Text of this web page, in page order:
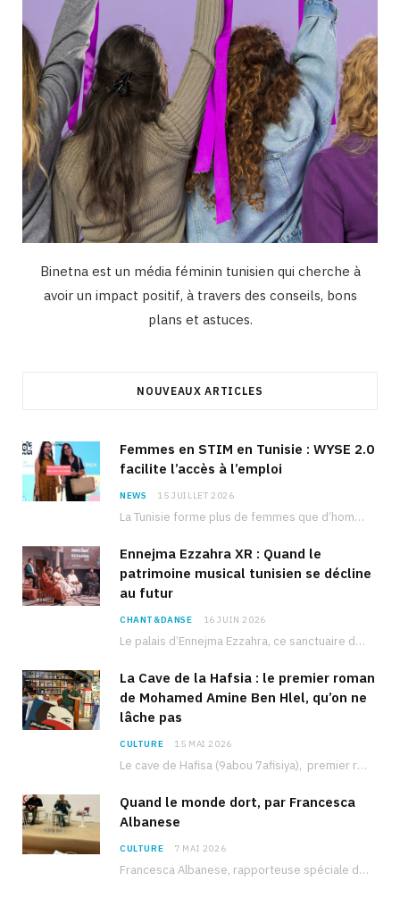
Binetna est un média féminin tunisien qui cherche à
avoir un impact positif, à travers des conseils, bons
plans et astuces.
NOUVEAUX ARTICLES
Femmes en STIM en Tunisie : WYSE 2.0
facilite l’accès à l’emploi
NEWS 15 JUILLET 2026
La Tunisie forme plus de femmes que d’hommes dans les filières scientifiques. Pourtant, pour beaucoup…
Ennejma Ezzahra XR : Quand le
patrimoine musical tunisien se décline
au futur
CHANT&DANSE 16 JUIN 2026
Le palais d’Ennejma Ezzahra, ce sanctuaire de la musique tunisienne et méditerranéenne construit par le…
La Cave de la Hafsia : le premier roman
de Mohamed Amine Ben Hlel, qu’on ne
lâche pas
CULTURE 15 MAI 2026
Le cave de Hafisa (9abou 7afisiya), premier roman du journaliste tunisien Mohamed Amine Ben Hlel,…
Quand le monde dort, par Francesca
Albanese
CULTURE 7 MAI 2026
Francesca Albanese, rapporteuse spéciale de l’ONU sur les territoires palestiniens occupés, était à Tunis pour…